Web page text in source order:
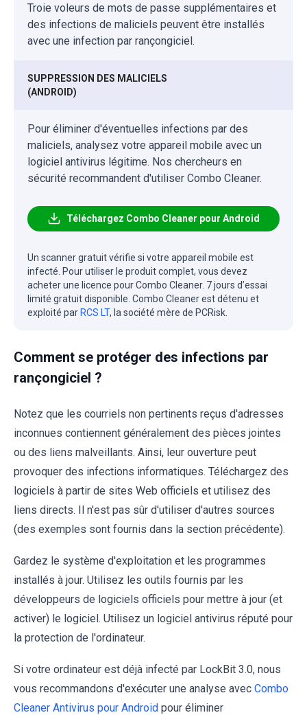
Troie voleurs de mots de passe supplémentaires et
des infections de maliciels peuvent être installés
avec une infection par rançongiciel.
SUPPRESSION DES MALICIELS
(ANDROID)
Pour éliminer d'éventuelles infections par des
maliciels, analysez votre appareil mobile avec un
logiciel antivirus légitime. Nos chercheurs en
sécurité recommandent d'utiliser Combo Cleaner.
Téléchargez Combo Cleaner pour Android
Un scanner gratuit vérifie si votre appareil mobile est
infecté. Pour utiliser le produit complet, vous devez
acheter une licence pour Combo Cleaner. 7 jours d’essai
limité gratuit disponible. Combo Cleaner est détenu et
exploité par RCS LT, la société mère de PCRisk.
Comment se protéger des infections par
rançongiciel ?
Notez que les courriels non pertinents reçus d'adresses
inconnues contiennent généralement des pièces jointes
ou des liens malveillants. Ainsi, leur ouverture peut
provoquer des infections informatiques. Téléchargez des
logiciels à partir de sites Web officiels et utilisez des
liens directs. Il n'est pas sûr d'utiliser d'autres sources
(des exemples sont fournis dans la section précédente).
Gardez le système d'exploitation et les programmes
installés à jour. Utilisez les outils fournis par les
développeurs de logiciels officiels pour mettre à jour (et
activer) le logiciel. Utilisez un logiciel antivirus réputé pour
la protection de l'ordinateur.
Si votre ordinateur est déjà infecté par LockBit 3.0, nous
vous recommandons d'exécuter une analyse avec Combo
Cleaner Antivirus pour Android pour éliminer